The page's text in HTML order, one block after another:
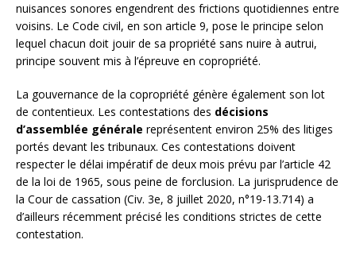
nuisances sonores engendrent des frictions quotidiennes entre
voisins. Le Code civil, en son article 9, pose le principe selon
lequel chacun doit jouir de sa propriété sans nuire à autrui,
principe souvent mis à l’épreuve en copropriété.
La gouvernance de la copropriété génère également son lot
de contentieux. Les contestations des décisions
d’assemblée générale représentent environ 25% des litiges
portés devant les tribunaux. Ces contestations doivent
respecter le délai impératif de deux mois prévu par l’article 42
de la loi de 1965, sous peine de forclusion. La jurisprudence de
la Cour de cassation (Civ. 3e, 8 juillet 2020, n°19-13.714) a
d’ailleurs récemment précisé les conditions strictes de cette
contestation.